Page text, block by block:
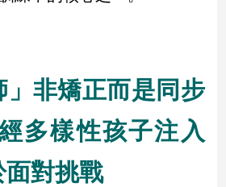
」非矯正而是同步
多樣性孩子注入
對挑戰